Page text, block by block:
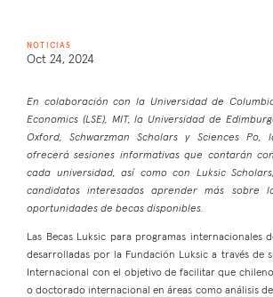
NOTICIAS
Oct 24, 2024
En colaboración con la Universidad de
Economics (LSE), MIT, la Universidad de
Oxford, Schwarzman Scholars y Sciences Po,
ofrecerá sesiones informativas que contarán
cada universidad, así como con Luksic
candidatos interesados aprender más sobre
oportunidades de becas disponibles.
Las Becas Luksic para programas internacionales
desarrolladas por la Fundación Luksic a través de
Internacional con el objetivo de facilitar que
o doctorado internacional en áreas como análisis